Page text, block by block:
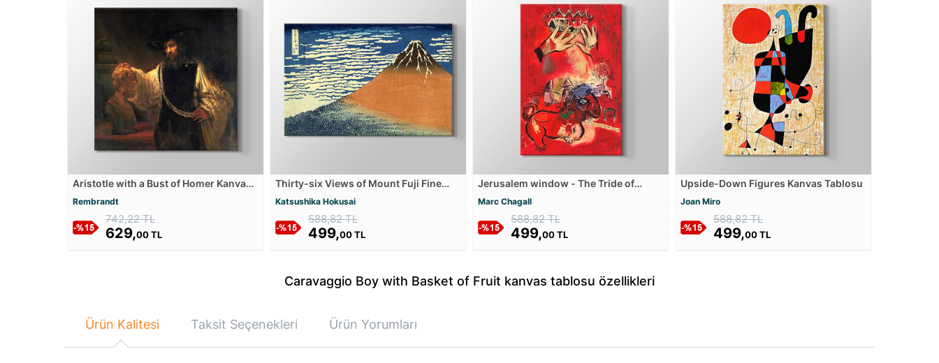
Aristotle with a Bust of Homer Kanvas
Rembrandt
742,22 TL
629,00 TL
Thirty-six Views of Mount Fuji Fine
Breezy Day Kanvas Tablosu
Katsushika Hokusai
588,82 TL
499,00 TL
Jerusalem window - The Tride of
Kanvas Tablosu
Marc Chagall
588,82 TL
499,00 TL
Upside-Down Figures Kanvas Tablosu
Joan Miro
588,82 TL
499,00 TL
Caravaggio Boy with Basket of Fruit kanvas tablosu özellikleri
Ürün Kalitesi Taksit Seçenekleri Ürün Yorumları